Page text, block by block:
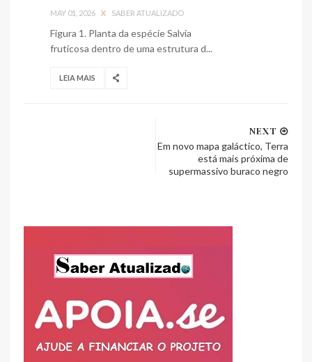
MAY 01, 2026 X SABER ATUALIZADO
Figura 1. Planta da espécie Salvia
fruticosa dentro de uma estrutura d...
LEIA MAIS
NEXT
Em novo mapa galáctico, Terra
está mais próxima de
supermassivo buraco negro